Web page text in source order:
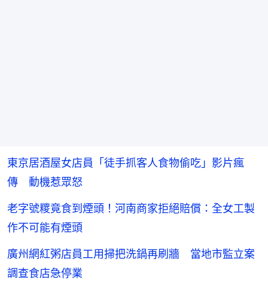
東京居酒屋女店員「徒手抓客人食物偷吃」影片瘋
傳 動機惹眾怒
老字號糭竟食到煙頭！河南商家拒絕賠償：全女工製
作不可能有煙頭
廣州網紅粥店員工用掃把洗鍋再刷牆 當地市監立案
調查食店急停業